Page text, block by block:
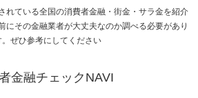
れている全国の消費者金融・街金・サラ金を紹介
にその金融業者が大丈夫なのか調べる必要があり
。ぜひ参考にしてください
金融チェックNAVI